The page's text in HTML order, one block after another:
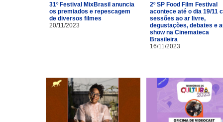
31º Festival MixBrasil anuncia
os premiados e repescagem
de diversos filmes
20/11/2023
2º SP Food Film Festival
acontece até o dia 19/11
sessões ao ar livre,
degustações, debates e
show na Cinemateca
Brasileira
16/11/2023